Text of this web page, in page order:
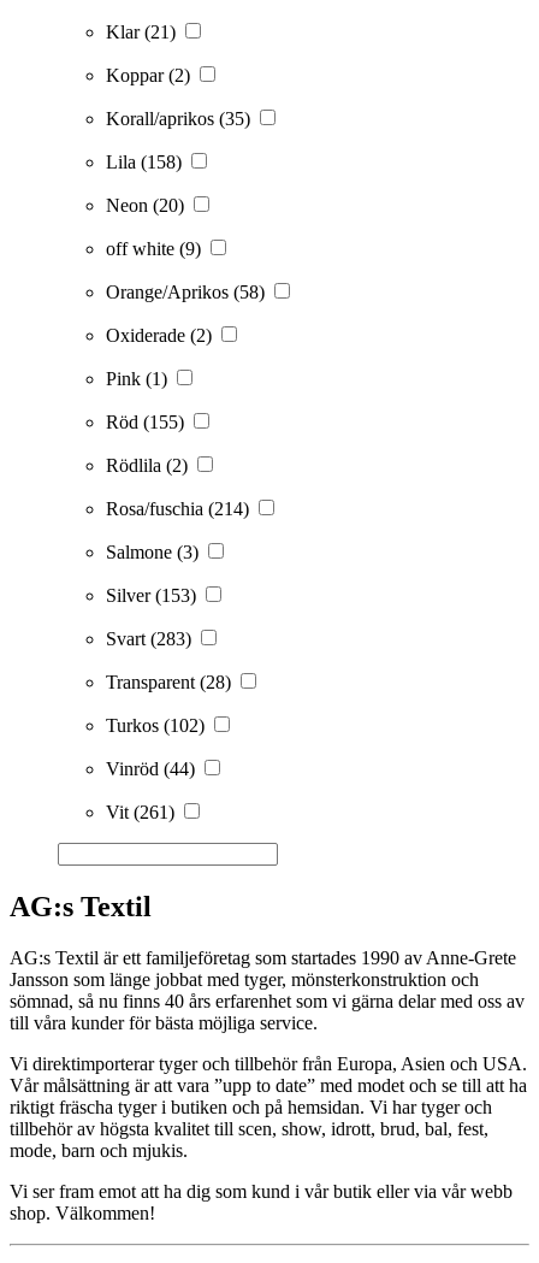
Klar(21)
Koppar(2)
Korall/aprikos (35)
Lila (158)
Neon (20)
off white (9)
Orange/Aprikos (58)
Oxiderade (2)
Pink (1)
Röd (155)
Rödlila (2)
Rosa/fuschia (214)
Salmone (3)
Silver(153)
Svart (283)
Transparent (28)
Turkos (102)
Vinröd (44)
Vit (261)
AG:s Textil
AG:s Textil är ett familjeföretag som startades 1990 av Anne-Grete
Jansson som länge jobbat med tyger, mönsterkonstruktion och
sömnad, så nu finns 40 års erfarenhet som vi gärna delar med oss av
till våra kunder för bästa möjliga service.
Vi direktimporterar tyger och tillbehör från Europa, Asien och USA.
Vår målsättning är att vara ”upp to date” med modet och se till att ha
riktigt fräscha tyger i butiken och på hemsidan. Vi har tyger och
tillbehör av högsta kvalitet till scen, show, idrott, brud, bal, fest,
mode, barn och mjukis.
Vi ser fram emot att ha dig som kund i vår butik eller via vår webb
shop. Välkommen!